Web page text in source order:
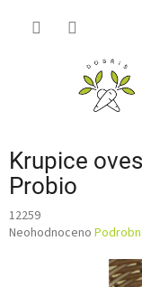
Krupice
Probio
12259
Průměrné
Neohodnoceno